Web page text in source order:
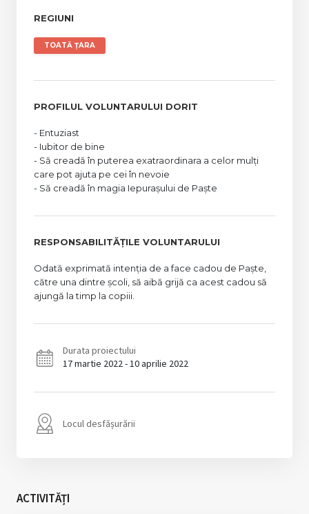
REGIUNI
TOATĂ ȚARA
PROFILUL VOLUNTARULUI DORIT
- Entuziast
- Iubitor de bine
- Să creadă în puterea exatraordinara a celor mulți
care pot ajuta pe cei în nevoie
- Să creadă în magia Iepurașului de Paște
RESPONSABILITĂȚILE VOLUNTARULUI
Odată exprimată intenția de a face cadou de Paște,
către una dintre școli, să aibă grijă ca acest cadou să
ajungă la timp la copiii.
Durata proiectului
17 martie 2022 - 10 aprilie 2022
Locul desfășurării
ACTIVITĂȚI